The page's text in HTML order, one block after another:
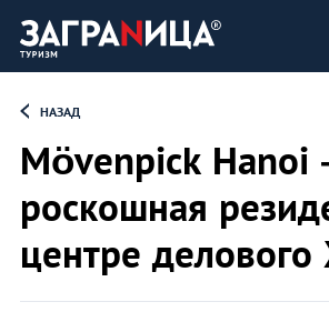
НАЗАД
Mövenpick Hanoi
роскошная
центре делового